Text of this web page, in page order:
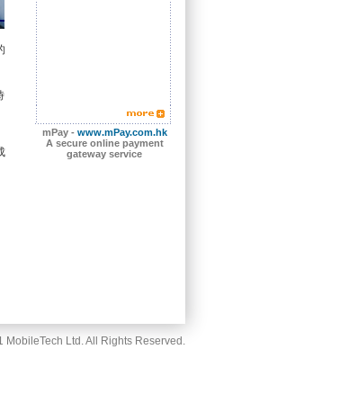
mPay - www.mPay.com.hk
A secure online payment
gateway service
MobileTech Ltd. All Rights Reserved.